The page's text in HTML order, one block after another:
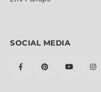
SOCIAL MEDIA